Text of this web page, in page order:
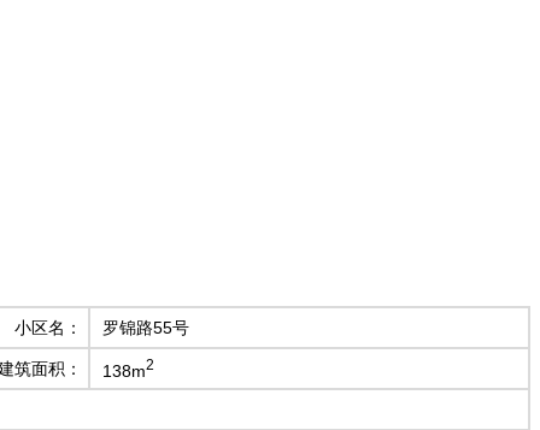
小区名： 罗锦路55号
筑面积： 138m2